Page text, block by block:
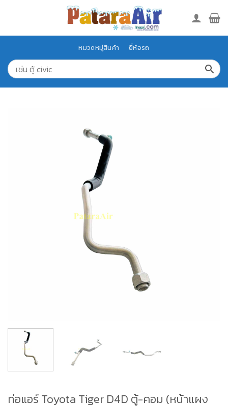
หมวดหมู่สินค้า ยี่ห้อรถ
ท่อแอร์ Toyota Tiger D4D ตู้-คอม (หน้าแผง